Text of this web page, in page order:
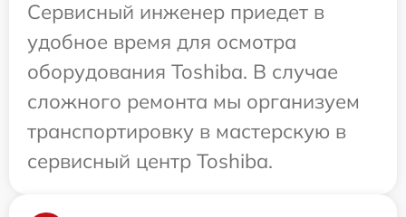
Сервисный инженер приедет в
удобное время для осмотра
оборудования Toshiba. В случае
сложного ремонта мы организуем
транспортировку в мастерскую в
сервисный центр Toshiba.